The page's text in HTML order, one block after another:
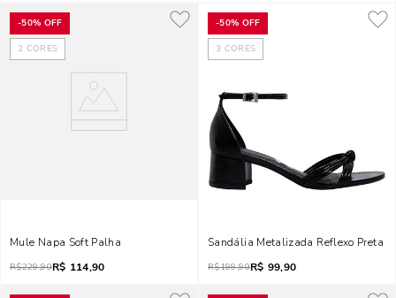
-50% OFF
2 CORES
Mule Napa Soft Palha
R$229,90R$ 114,90
-50% OFF
3 CORES
Sandália Metalizada Reflexo Preta
R$199,90R$ 99,90